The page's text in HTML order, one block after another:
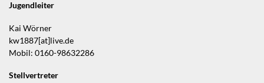
Jugendleiter
Kai Wörner
kw1887[at]live.de
Mobil: 0160-98632286
Stellvertreter